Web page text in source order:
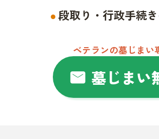
段取り・行政手続
ベテランの墓じまい
mail 墓じまい